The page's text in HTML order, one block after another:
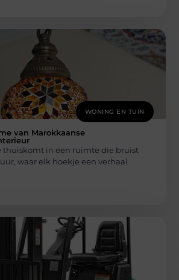
WONING EN TUIN
van Marokkaanse
thuiskomt in een ruimte die bruist
waar elk hoekje een verhaal